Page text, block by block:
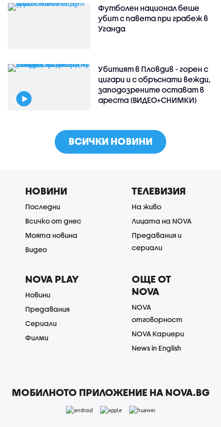
Футболен национал беше
убит с павета при грабеж в
Уганда
Убитият в Пловдив - горен с
цигари и с обръснати вежди,
заподозрените остават в
ареста (ВИДЕО+СНИМКИ)
ВСИЧКИ НОВИНИ
НОВИНИ
Последни
Всичко от днес
Моята новина
Видео
ТЕЛЕВИЗИЯ
На живо
Лицата на NOVA
Предавания и
сериали
NOVA PLAY
Новини
Предавания
Сериали
Филми
ОЩЕ ОТ
NOVA
NOVA
отговорност
NOVA Кариери
News in English
МОБИЛНОТО ПРИЛОЖЕНИЕ НА NOVA.BG